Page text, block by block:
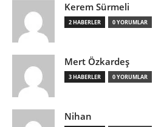
Kerem Sürmeli
2 HABERLER 0 YORUMLAR
Mert Özkardeş
3 HABERLER 0 YORUMLAR
Nihan